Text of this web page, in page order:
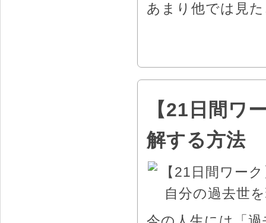
あまり他では見
【21日間ワ
解する方法